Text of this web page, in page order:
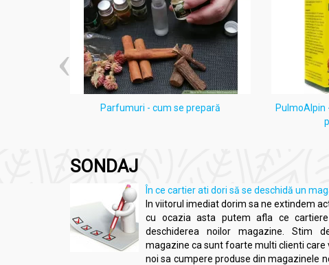
Parfumuri - cum se prepară
PulmoAlpin
SONDAJ
În ce cartier ati dori să se deschidă un
In viitorul imediat dorim sa ne extindem
cu ocazia asta putem afla ce
deschiderea noilor magazine. Stim
magazine ca sunt foarte multi clienti care
noi sa cumpere produse din magazinele